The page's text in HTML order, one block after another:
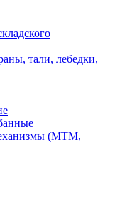
тали, лебедки,
(МТМ,